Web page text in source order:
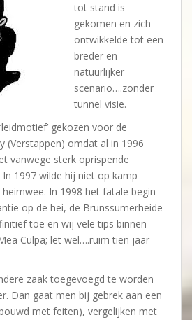
tot stand is
gekomen en zich
ontwikkelde tot een
breder en
natuurlijker
scenario….zonder
tunnel visie.
gekozen voor de
(Verstappen) omdat al in 1996
vanwege sterk oprispende
1997 wilde hij niet op kamp
In 1998 het fatale begin
op de hei, de Brunssumerheide
toe en wij vele tips binnen
Culpa; let wel….ruim tien jaar
zaak toegevoegd te worden
Dan gaat men bij gebrek aan een
met feiten), vergelijken met